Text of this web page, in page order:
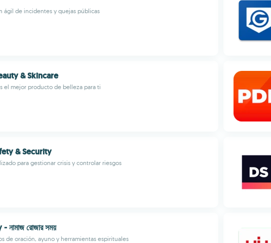
ágil de incidentes y quejas públicas
& Skincare
el mejor producto de belleza para ti
& Security
para gestionar crisis y controlar riesgos
রোজার সময়
de oración, ayuno y herramientas espirituales